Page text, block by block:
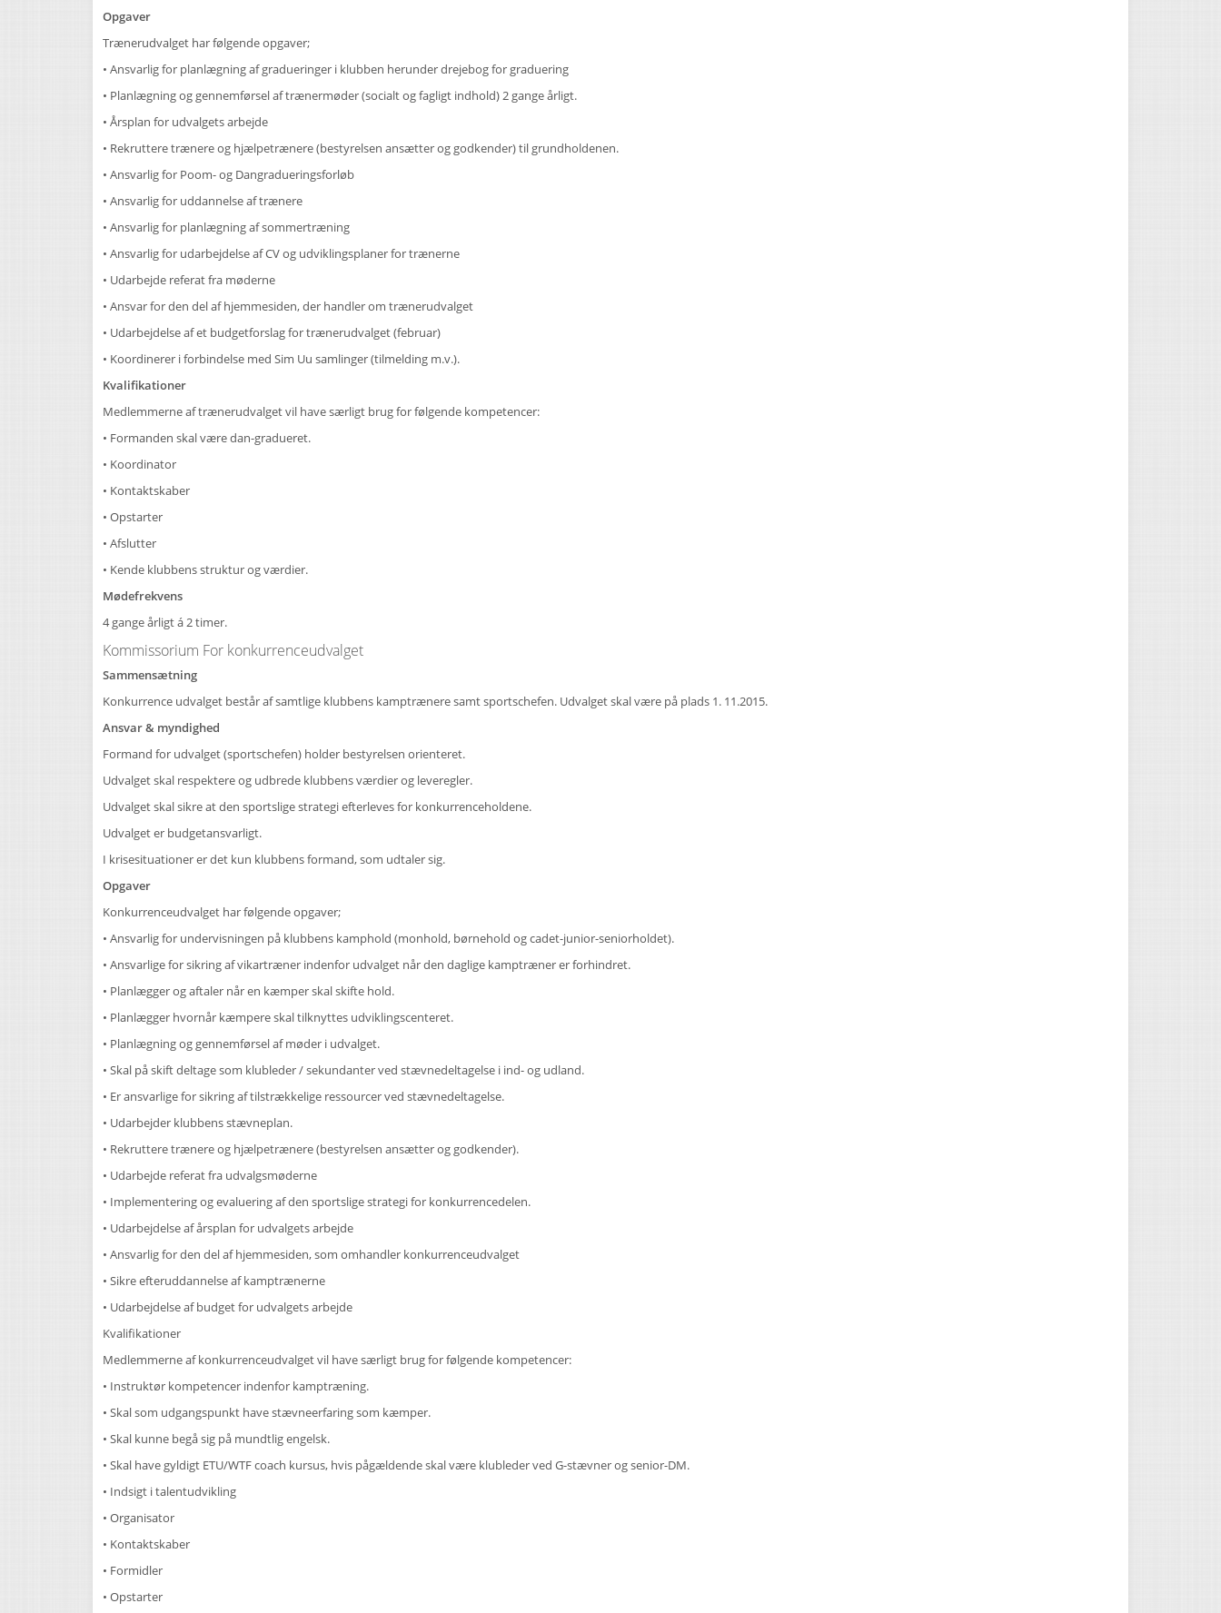
Opgaver
Trænerudvalget har følgende opgaver;
• Ansvarlig for planlægning af gradueringer i klubben herunder drejebog for graduering
• Planlægning og gennemførsel af trænermøder (socialt og fagligt indhold) 2 gange årligt.
• Årsplan for udvalgets arbejde
• Rekruttere trænere og hjælpetrænere (bestyrelsen ansætter og godkender) til grundholdenen.
• Ansvarlig for Poom- og Dangradueringsforløb
• Ansvarlig for uddannelse af trænere
• Ansvarlig for planlægning af sommertræning
• Ansvarlig for udarbejdelse af CV og udviklingsplaner for trænerne
• Udarbejde referat fra møderne
• Ansvar for den del af hjemmesiden, der handler om trænerudvalget
• Udarbejdelse af et budgetforslag for trænerudvalget (februar)
• Koordinerer i forbindelse med Sim Uu samlinger (tilmelding m.v.).
Kvalifikationer
Medlemmerne af trænerudvalget vil have særligt brug for følgende kompetencer:
• Formanden skal være dan-gradueret.
• Koordinator
• Kontaktskaber
• Opstarter
• Afslutter
• Kende klubbens struktur og værdier.
Mødefrekvens
4 gange årligt á 2 timer.
Kommissorium For konkurrenceudvalget
Sammensætning
Konkurrence udvalget består af samtlige klubbens kamptrænere samt sportschefen. Udvalget skal være på plads 1. 11.2015.
Ansvar & myndighed
Formand for udvalget (sportschefen) holder bestyrelsen orienteret.
Udvalget skal respektere og udbrede klubbens værdier og leveregler.
Udvalget skal sikre at den sportslige strategi efterleves for konkurrenceholdene.
Udvalget er budgetansvarligt.
I krisesituationer er det kun klubbens formand, som udtaler sig.
Opgaver
Konkurrenceudvalget har følgende opgaver;
• Ansvarlig for undervisningen på klubbens kamphold (monhold, børnehold og cadet-junior-seniorholdet).
• Ansvarlige for sikring af vikartræner indenfor udvalget når den daglige kamptræner er forhindret.
• Planlægger og aftaler når en kæmper skal skifte hold.
• Planlægger hvornår kæmpere skal tilknyttes udviklingscenteret.
• Planlægning og gennemførsel af møder i udvalget.
• Skal på skift deltage som klubleder / sekundanter ved stævnedeltagelse i ind- og udland.
• Er ansvarlige for sikring af tilstrækkelige ressourcer ved stævnedeltagelse.
• Udarbejder klubbens stævneplan.
• Rekruttere trænere og hjælpetrænere (bestyrelsen ansætter og godkender).
• Udarbejde referat fra udvalgsmøderne
• Implementering og evaluering af den sportslige strategi for konkurrencedelen.
• Udarbejdelse af årsplan for udvalgets arbejde
• Ansvarlig for den del af hjemmesiden, som omhandler konkurrenceudvalget
• Sikre efteruddannelse af kamptrænerne
• Udarbejdelse af budget for udvalgets arbejde
Kvalifikationer
Medlemmerne af konkurrenceudvalget vil have særligt brug for følgende kompetencer:
• Instruktør kompetencer indenfor kamptræning.
• Skal som udgangspunkt have stævneerfaring som kæmper.
• Skal kunne begå sig på mundtlig engelsk.
• Skal have gyldigt ETU/WTF coach kursus, hvis pågældende skal være klubleder ved G-stævner og senior-DM.
• Indsigt i talentudvikling
• Organisator
• Kontaktskaber
• Formidler
• Opstarter